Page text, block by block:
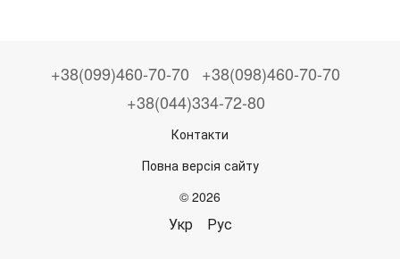
+38(099)460-70-70
+38(098)460-70-70
+38(044)334-72-80
Контакти
Повна версія сайту
© 2026
Укр Рус